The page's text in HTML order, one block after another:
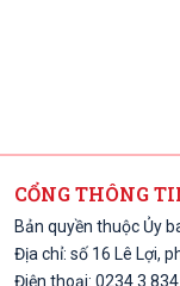
CỔNG THÔNG
Bản quyền thuộc Ủy
Địa chỉ: số 16 Lê Lợi,
Điện thoại: 0234 3